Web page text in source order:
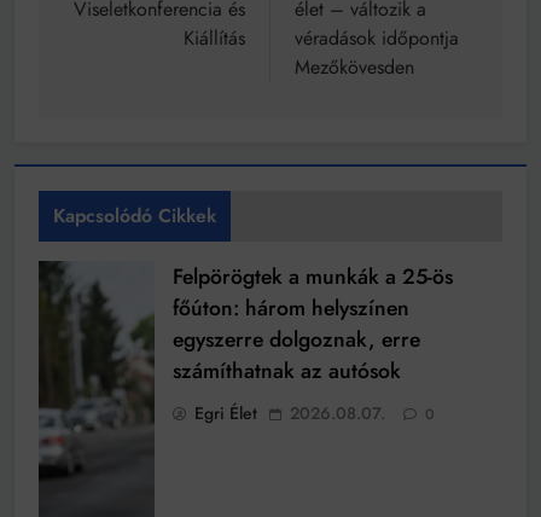
Viseletkonferencia és
Kiállítás
élet – változik a
véradások időpontja
Mezőkövesden
Kapcsolódó Cikkek
Felpörögtek a munkák a 25-ös
főúton: három helyszínen
egyszerre dolgoznak, erre
számíthatnak az autósok
Egri Élet 2026.08.07. 0